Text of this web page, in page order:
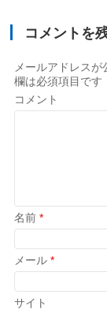
コメントを
メールアドレスが
欄は必須項目です
コメント
名前*
メール*
サイト